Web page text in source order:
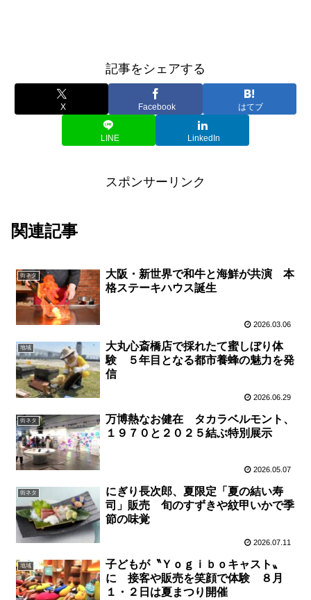
記事をシェアする
X Facebook はてブ
LINE LinkedIn
スポンサーリンク
関連記事
街ネタ
大阪・新世界で和牛と海鮮が共演 本
格ステーキハウス誕生
2026.03.06
地域
大丸心斎橋店で採れたて蜜しぼり体
験 ５年目となる都市養蜂の魅力を発
信
2026.06.29
街ネタ
万博熱なお健在 タカラベルモント、
１９７０と２０２５結ぶ特別展示
2026.05.07
街ネタ
にぎり長次郎、夏限定「夏の結い寿
司」販売 旬のすずきや紋甲いかで季
節の味覚
2026.07.11
地域
子どもが〝Ｙｏｇｉｂｏキャスト〟
に 接客や販売を笑顔で体験 ８月
１・２日は夏まつり開催